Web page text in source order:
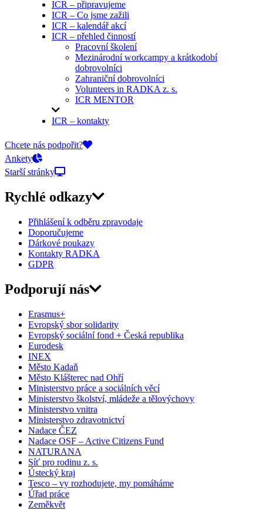
ICR – připravujeme
ICR – Co jsme zažili
ICR – kalendář akcí
ICR – přehled činností
Pracovní školení
Mezinárodní workcampy a krátkodobí
dobrovolníci
Zahraniční dobrovolníci
Volunteers in RADKA z. s.
ICR MENTOR
ICR – kontakty
On-line přihlášky
Chcete nás podpořit?
Ankety
Starší stránky
Rychlé odkazy
Přihlášení k odběru zpravodaje
Doporučujeme
Dárkové poukazy
Kontakty RADKA
GDPR
Podporují nás
Erasmus+
Evropský sbor solidarity
Evropský sociální fond + Česká republika
Eurodesk
INEX
Město Kadaň
Město Klášterec nad Ohří
Ministerstvo práce a sociálních věcí
Ministerstvo školství, mládeže a tělovýchovy
Ministerstvo vnitra
Ministerstvo zdravotnictví
Nadace ČEZ
Nadace OSF – Active Citizens Fund
NATURANA
Síť pro rodinu z. s.
Ústecký kraj
Tesco – vy rozhodujete, my pomáháme
Úřad práce
Zeměkvět